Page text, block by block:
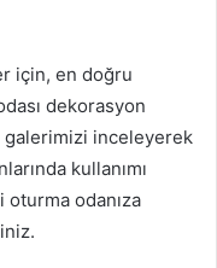
için, en doğru
dekorasyon
inceleyerek
kullanımı
odanıza